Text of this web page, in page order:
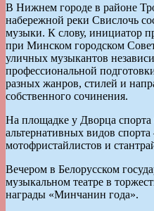
В Нижнем городе в районе
набережной реки Свислочь
музыки. К слову, инициатор
при Минском городском
уличных музыкантов
профессиональной
разных жанров, стилей и
собственного сочинения.
На площадке у Дворца спорта
альтернативных видов
мотофристайлистов и
Вечером в Белорусском
музыкальном театре в
награды «Минчанин года».